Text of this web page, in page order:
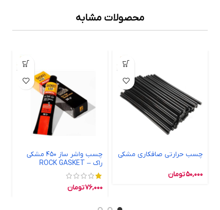
محصولات مشابه
چسب حرارتی صافکاری مشکی
50,000تومان
چسب واشر ساز 450 مشکی
راک – ROCK GASKET
MAKER 450 BLACK 30gr
76,000تومان